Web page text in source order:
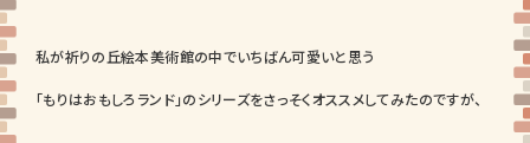
私が祈りの丘絵本美術館の中でいちばん可愛いと思う
「もりはおもしろランド」のシリーズをさっそくオススメしてみたのですが、